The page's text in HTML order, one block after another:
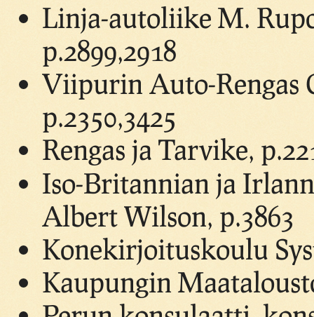
Linja-autoliike M.
p.2899,2918
Viipurin Auto-Rengas
p.2350,3425
Rengas ja Tarvike,
Iso-Britannian ja
Albert Wilson, p.3863
Konekirjoituskoulu
Kaupungin